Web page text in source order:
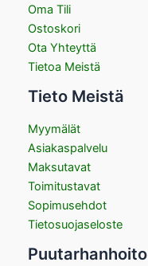
Oma Tili
Ostoskori
Ota Yhteyttä
Tietoa Meistä
Tieto Meistä
Myymälät
Asiakaspalvelu
Maksutavat
Toimitustavat
Sopimusehdot
Tietosuojaseloste
Puutarhanhoito